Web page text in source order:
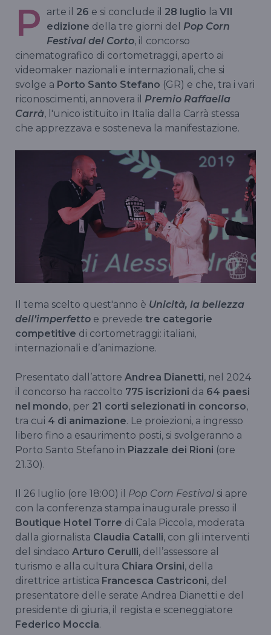
P arte il 26 e si conclude il 28 luglio la VII
edizione della tre giorni del Pop Corn
Festival del Corto, il concorso
cinematografico di cortometraggi, aperto ai
videomaker nazionali e internazionali, che si
svolge a Porto Santo Stefano (GR) e che, tra i vari
riconoscimenti, annovera il Premio Raffaella
Carrà, l'unico istituito in Italia dalla Carrà stessa
che apprezzava e sosteneva la manifestazione.
Il tema scelto quest'anno è Unicità, la bellezza
dell’imperfetto e prevede tre categorie
competitive di cortometraggi: italiani,
internazionali e d’animazione.
Presentato dall’attore Andrea Dianetti, nel 2024
il concorso ha raccolto 775 iscrizioni da 64 paesi
nel mondo, per 21 corti selezionati in concorso,
tra cui 4 di animazione. Le proiezioni, a ingresso
libero fino a esaurimento posti, si svolgeranno a
Porto Santo Stefano in Piazzale dei Rioni (ore
21.30).
Il 26 luglio (ore 18:00) il Pop Corn Festival si apre
con la conferenza stampa inaugurale presso il
Boutique Hotel Torre di Cala Piccola, moderata
dalla giornalista Claudia Catalli, con gli interventi
del sindaco Arturo Cerulli, dell’assessore al
turismo e alla cultura Chiara Orsini, della
direttrice artistica Francesca Castriconi, del
presentatore delle serate Andrea Dianetti e del
presidente di giuria, il regista e sceneggiatore
Federico Moccia.